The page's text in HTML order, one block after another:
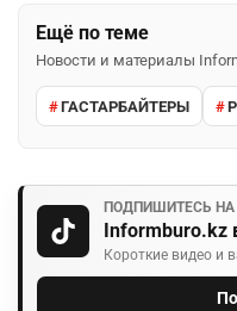
Ещё по теме
Новости и материалы
ГАСТАРБАЙТЕРЫ
ПОДПИШИТЕСЬ НА
Informburo.kz
Короткие видео и